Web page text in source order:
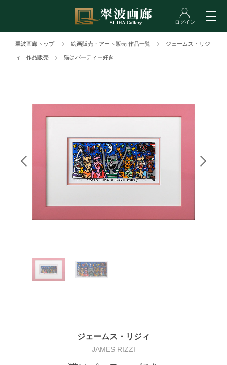
翠波画廊トップ 絵画販売・アート販売 作品一覧 ジェームス・リジ
ィ 作品販売 猫はパーティー好き
ジェームス・リジィ
JAMES RIZZI